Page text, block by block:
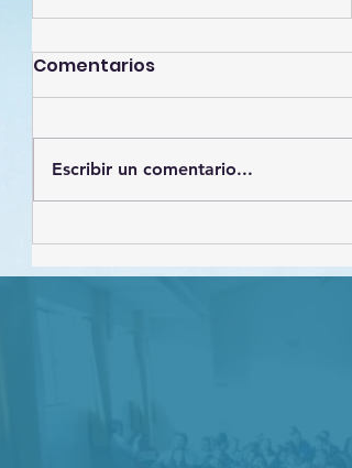
Estrategias de
Protección de datos
Comentarios
Escribir un comentario...